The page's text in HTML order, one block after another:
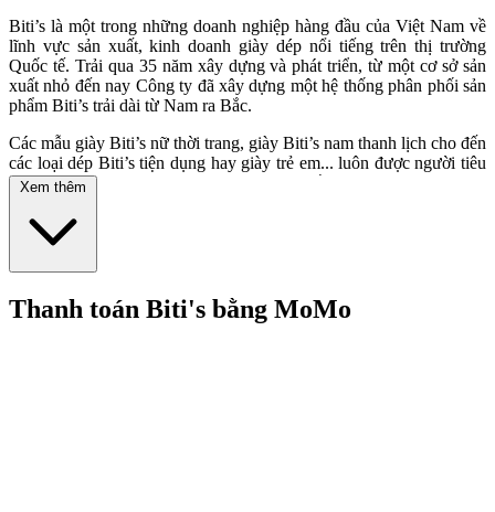
Biti’s là một trong những doanh nghiệp hàng đầu của Việt Nam về
lĩnh vực sản xuất, kinh doanh giày dép nổi tiếng trên thị trường
Quốc tế. Trải qua 35 năm xây dựng và phát triển, từ một cơ sở sản
xuất nhỏ đến nay Công ty đã xây dựng một hệ thống phân phối sản
phẩm Biti’s trải dài từ Nam ra Bắc.
Các mẫu giày Biti’s nữ thời trang, giày Biti’s nam thanh lịch cho đến
các loại dép Biti’s tiện dụng hay giày trẻ em... luôn được người tiêu
dùng Việt lựa chọn, vì sự tiện dụng và độ bền cao. Dù là đi học, đi
chọn.
ngay khi có mặt trên thị trường, nhờ chiến dịch quảng bá sáng tạo
với những ca sĩ nổi tiếng có tầm ảnh hưởng lớn tại Việt Nam.
Xem thêm
Thanh toán Biti's bằng MoMo